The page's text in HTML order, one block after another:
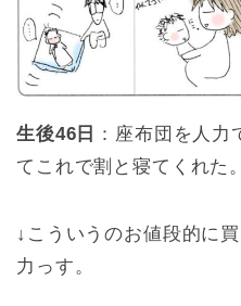
生後46日
：座布団を人
てこれで割と寝てくれた。
↓こういうのお値段的に
力っす。